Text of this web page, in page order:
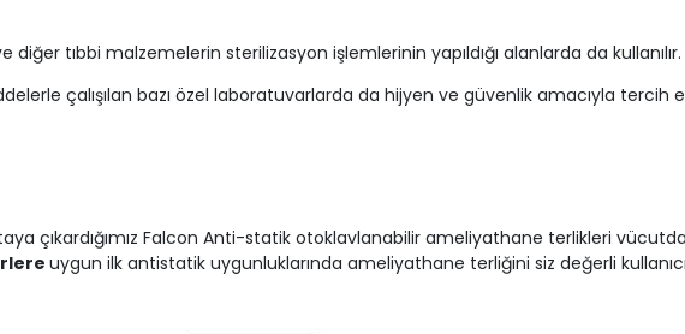
tıbbi malzemelerin sterilizasyon işlemlerinin yapıldığı alanlarda da kullanılır.
çalışılan bazı özel laboratuvarlarda da hijyen ve güvenlik amacıyla tercih
çıkardığımız Falcon Anti-statik otoklavlanabilir ameliyathane terlikleri
uygun ilk antistatik uygunluklarında ameliyathane terliğini siz değerli